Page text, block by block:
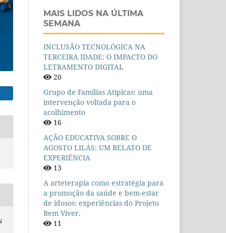
MAIS LIDOS NA ÚLTIMA
SEMANA
INCLUSÃO TECNOLÓGICA NA
TERCEIRA IDADE: O IMPACTO DO
LETRAMENTO DIGITAL
20
Grupo de Famílias Atípicas: uma
intervenção voltada para o
acolhimento
16
AÇÃO EDUCATIVA SOBRE O
AGOSTO LILÁS: UM RELATO DE
EXPERIÊNCIA
13
A arteterapia como estratégia para
a promoção da saúde e bem-estar
de idosos: experiências do Projeto
Bem Viver.
11